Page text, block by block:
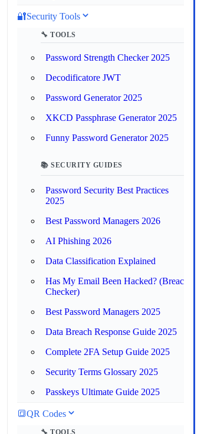
🔐Security Tools
🔧 TOOLS
Password Strength Checker 2025
Decodificatore JWT
Password Generator 2025
XKCD Passphrase Generator 2025
Funny Password Generator 2025
📚 SECURITY GUIDES
Password Security Best Practices
2025
Best Password Managers 2026
AI Phishing 2026
Data Classification Explained
Has My Email Been Hacked? (Breach
Checker)
Best Password Managers 2025
Data Breach Response Guide 2025
Complete 2FA Setup Guide 2025
Security Terms Glossary 2025
Passkeys Ultimate Guide 2025
🔳QR Codes
🔧 TOOLS